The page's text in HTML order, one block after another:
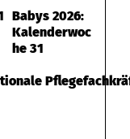
Babys 2026:
Kalenderwoc
he 31